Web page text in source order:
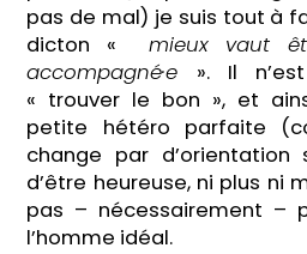
pas de mal) je suis tout à
dicton «
mieux vaut
accompagné·e ». Il
« trouver le bon », et
petite hétéro parfaite
change par d’orientation
d’être heureuse, ni plus ni
pas – nécessairement –
l’homme idéal.